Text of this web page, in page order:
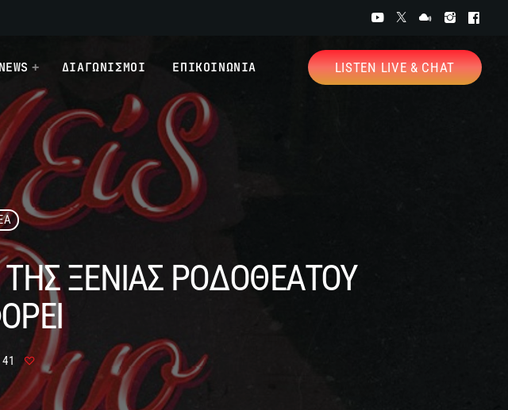
ΔΙΑΓΩΝΙΣΜΟΙ ΕΠΙΚΟΙΝΩΝΙΑ LISTEN LIVE & CHAT
ΤΗΣ ΞΕΝΙΑΣ ΡΟΔΟΘΕΑΤΟΥ
41